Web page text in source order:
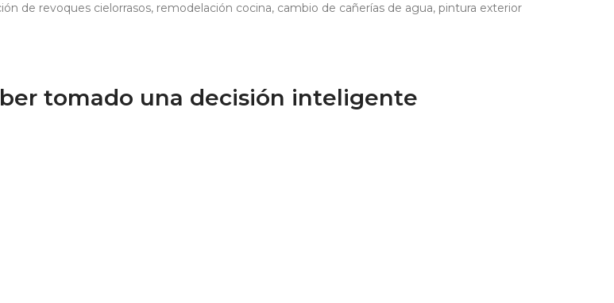
de revoques cielorrasos, remodelación cocina, cambio de cañerías de agua, pintura exterior
tomado una decisión inteligente